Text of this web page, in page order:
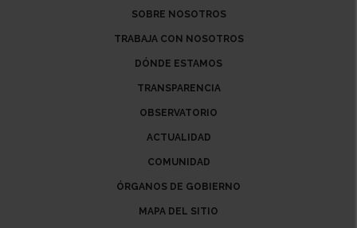
SOBRE NOSOTROS
TRABAJA CON NOSOTROS
DÓNDE ESTAMOS
TRANSPARENCIA
OBSERVATORIO
ACTUALIDAD
COMUNIDAD
ÓRGANOS DE GOBIERNO
MAPA DEL SITIO